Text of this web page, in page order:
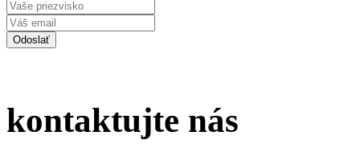
kontaktujte nás